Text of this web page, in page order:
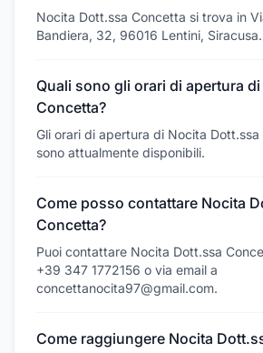
Nocita Dott.ssa Concetta si trova in
Bandiera, 32, 96016 Lentini, Siracusa.
Quali sono gli orari di apertura
Concetta?
Gli orari di apertura di Nocita
sono attualmente disponibili.
Come posso contattare Nocita
Concetta?
Puoi contattare Nocita Dott.ssa
+39 347 1772156 o via email a
concettanocita97@gmail.com.
Come raggiungere Nocita